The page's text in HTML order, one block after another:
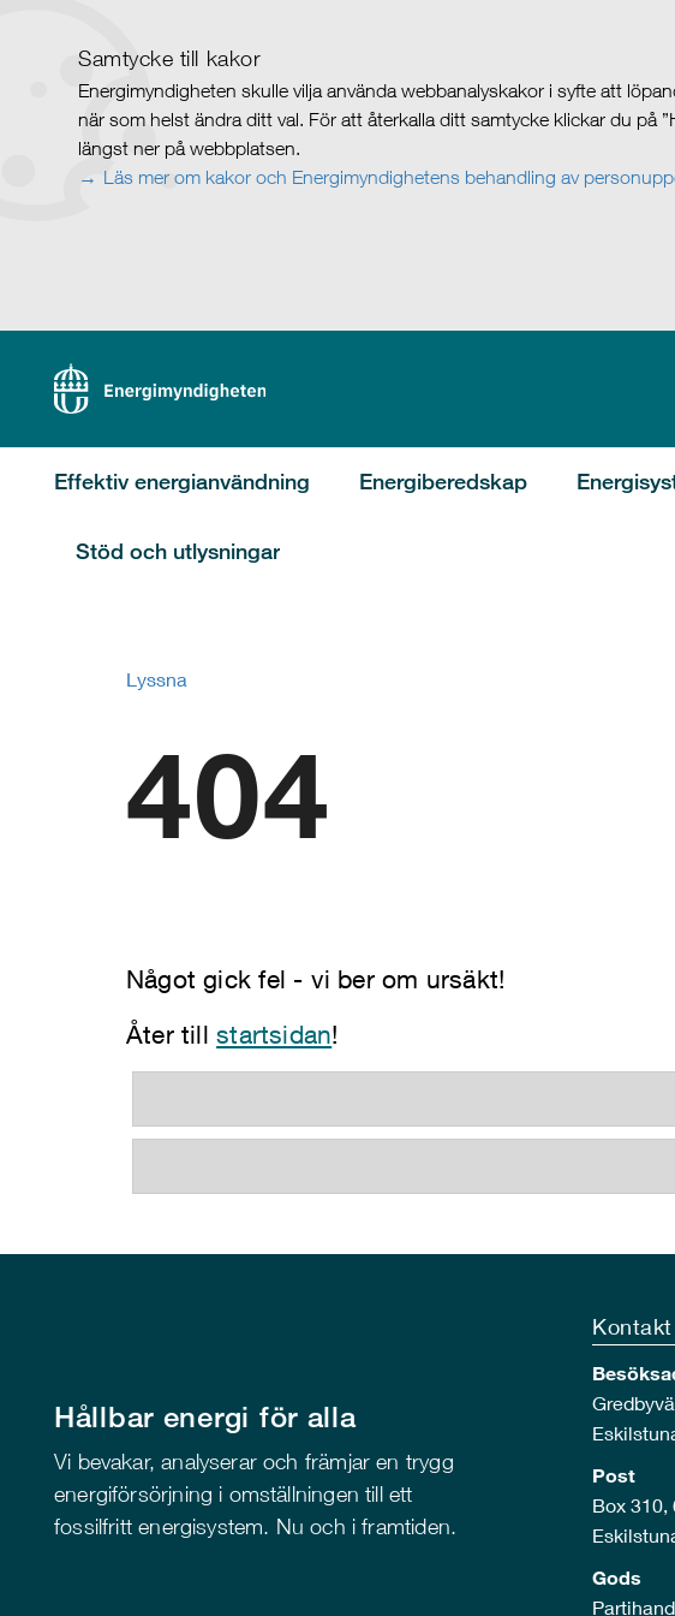
Samtycke till kakor
Energimyndigheten skulle vilja använda webbanalyskakor i syfte att
när som helst ändra ditt val. För att återkalla ditt samtycke klickar du på
längst ner på webbplatsen.
Läs mer om kakor och Energimyndighetens behandling av
Effektiv energianvändning Energiberedskap
Stöd och utlysningar
Lyssna
404
Något gick fel - vi ber om ursäkt!
Åter tillstartsidan!
Hållbar energi för alla
Vi bevakar, analyserar och främjar en trygg
energiförsörjning i omställningen till ett
fossilfritt energisystem. Nu och i framtiden.
Kontakt
Post
Box 310,
Gods